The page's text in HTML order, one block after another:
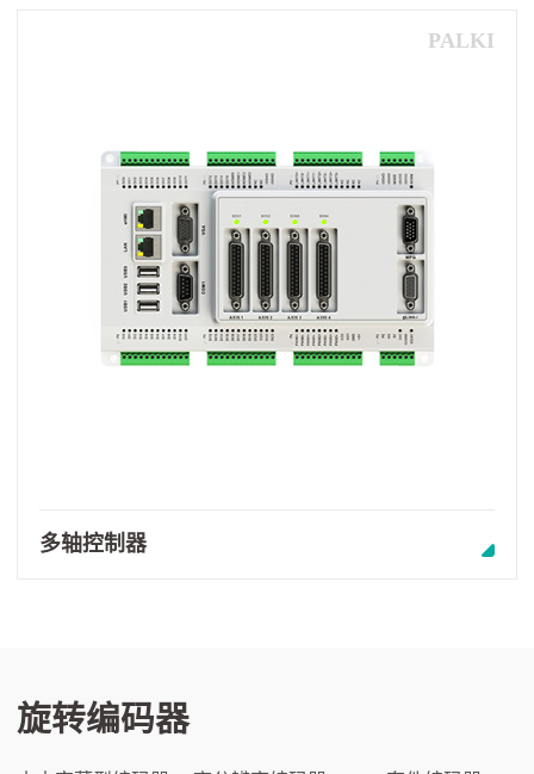
PALKI
多轴控制器
旋转编码器